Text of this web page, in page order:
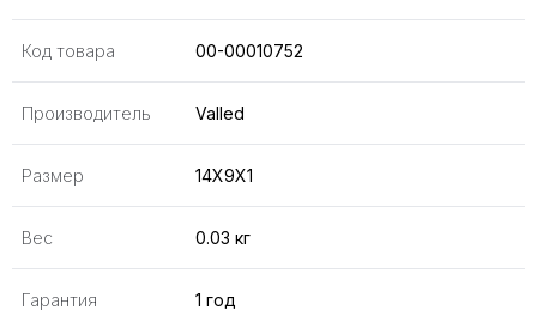
Код товара 00-00010752
Производитель Valled
Размер 14X9X1
Вес 0.03 кг
Гарантия 1 год